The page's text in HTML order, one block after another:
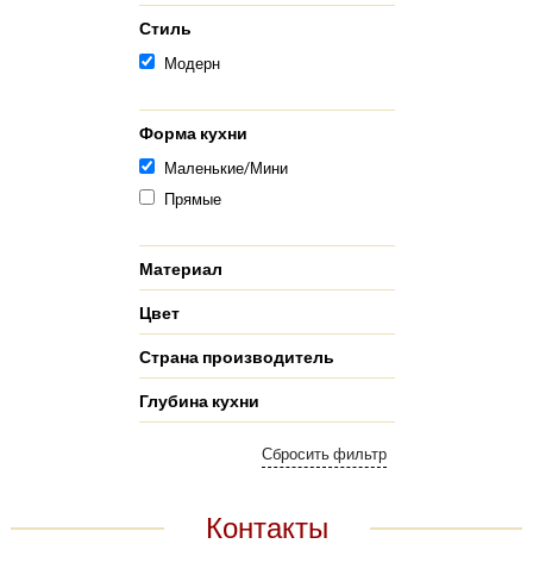
Стиль
Модерн
Форма кухни
Маленькие/Мини
Прямые
Материал
Цвет
Страна производитель
Глубина кухни
Контакты